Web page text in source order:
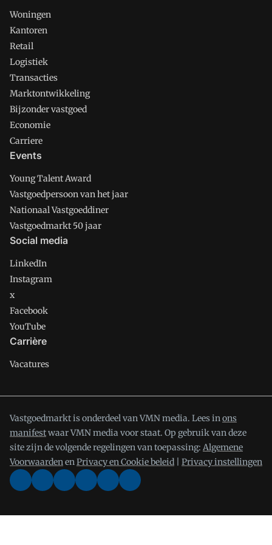
Woningen
Kantoren
Retail
Logistiek
Transacties
Marktontwikkeling
Bijzonder vastgoed
Economie
Carriere
Events
Young Talent Award
Vastgoedpersoon van het jaar
Nationaal Vastgoeddiner
Vastgoedmarkt 50 jaar
Social media
LinkedIn
Instagram
x
Facebook
YouTube
Carrière
Vacatures
Vastgoedmarkt is onderdeel van VMN media. Lees inons
manifestwaar VMN media voor staat. Op gebruik van deze
site zijn de volgende regelingen van toepassing: Algemene
VoorwaardenenPrivacy en Cookie beleid Privacy instellingen